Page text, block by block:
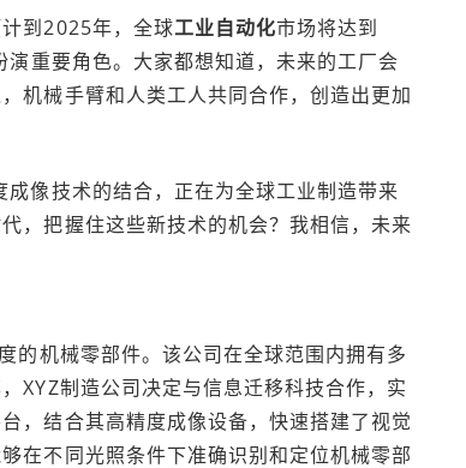
到2025年，全球工业自动化市场将达到
重要角色。大家都想知道，未来的工厂会
机械手臂和人类工人共同合作，创造出更加
像技术的结合，正在为全球工业制造带来
，把握住这些新技术的机会？我相信，未来
的机械零部件。该公司在全球范围内拥有多
XYZ制造公司决定与信息迁移科技合作，实
，结合其高精度成像设备，快速搭建了视觉
在不同光照条件下准确识别和定位机械零部